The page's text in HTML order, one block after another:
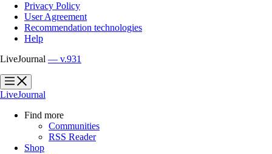
Privacy Policy
User Agreement
Recommendation technologies
Help
LiveJournal — v.931
?
?
LiveJournal
Find more
Communities
RSS Reader
Shop